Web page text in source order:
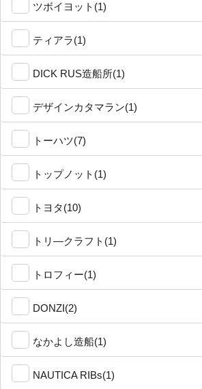
ツボイヨット(1)
ティアラ(1)
DICK RUS造船所(1)
デザインカタマラン(1)
トーハツ(7)
トップノット(1)
トヨタ(10)
トリ―クラフト(1)
トロフィー(1)
DONZI(2)
なかよし造船(1)
NAUTICA RIBs(1)